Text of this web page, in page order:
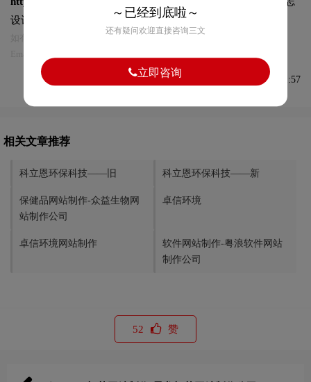
设计及本链接!
如有内容侵犯您的合法权益，请及时与我们联系
发布于2020-12-26 11:41:57
相关文章推荐
科立恩环保科技——旧 科立恩环保科技——新
保健品网站制作-众益生物网
站制作公司
卓信环境
卓信环境网站制作
软件网站制作-粤浪软件网站
制作公司
52 赞
～已经到底啦～
还有疑问欢迎直接咨询三文
立即咨询